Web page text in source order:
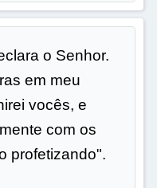
o Senhor.
em meu
vocês, e
com os
profetizando".